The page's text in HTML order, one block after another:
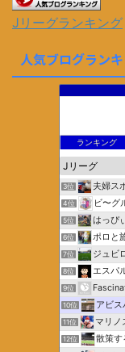
Jリーグランキング
人気ブログラン
ランキング
3位 夫婦ス
4位 ビ〜グ
5位 はっぴ
6位 ポロと
7位 ジュビ
8位 エスパ
9位
10位 アビス
11位 マリノ
12位 散策す